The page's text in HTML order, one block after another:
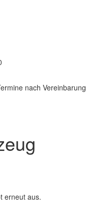
nach Vereinbarung
erneut aus.